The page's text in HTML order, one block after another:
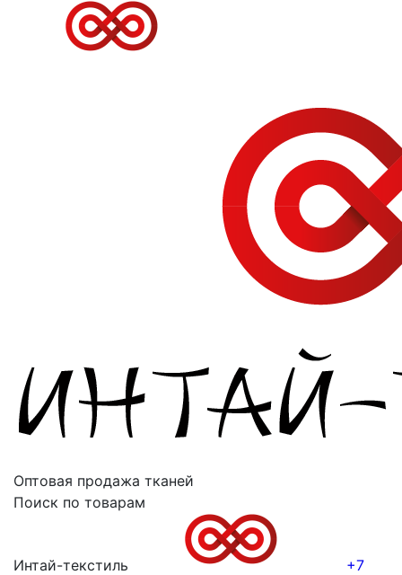
Оптовая продажа тканей
Поиск по товарам
Интай-текстиль +7